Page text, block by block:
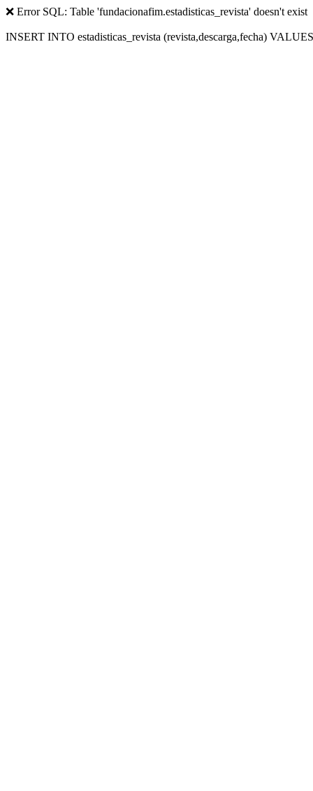
❌ Error SQL: Table 'fundacionafim.estadisticas_revista' doesn't exist
INSERT INTO estadisticas_revista (revista,descarga,fecha)